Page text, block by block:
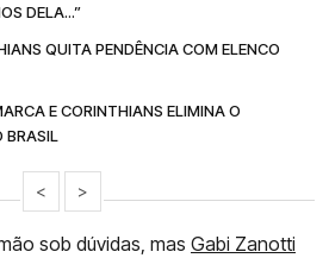
DELA...”
QUITA PENDÊNCIA COM ELENCO
E CORINTHIANS ELIMINA O
BRASIL
< >
sob dúvidas, mas Gabi Zanotti